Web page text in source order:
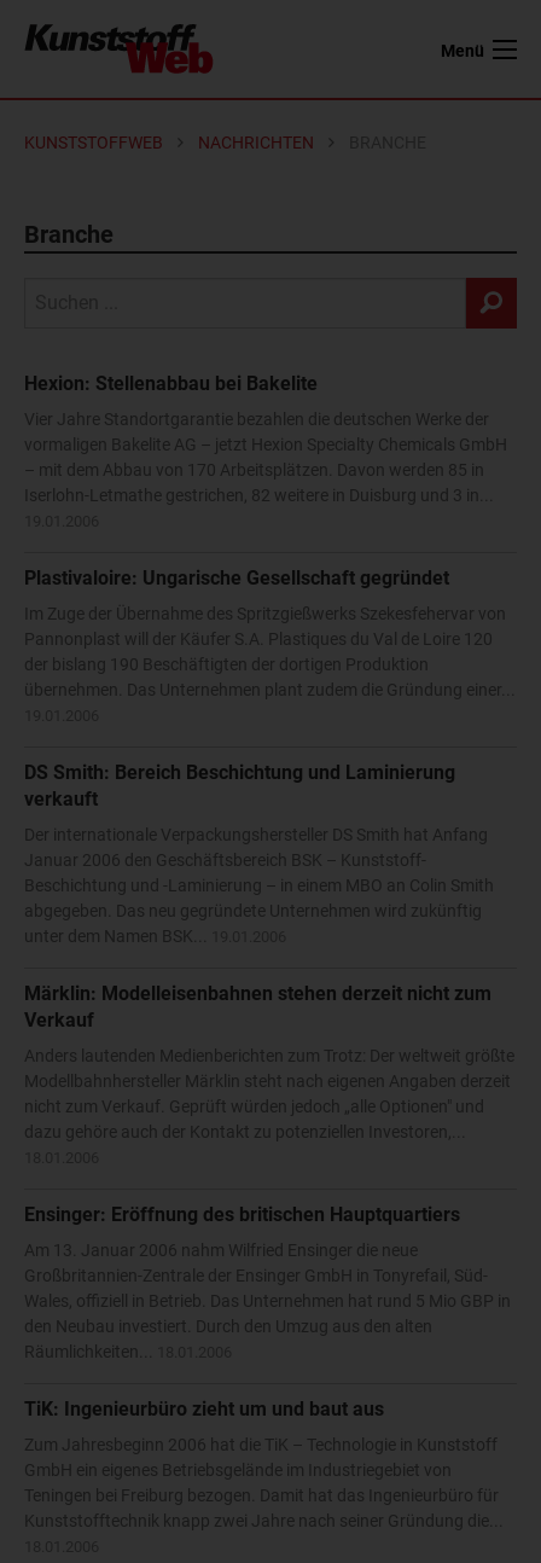
Menü
KUNSTSTOFFWEB NACHRICHTEN
Branche
Hexion: Stellenabbau bei Bakelite
Vier Jahre Standortgarantie bezahlen die deutschen Werke der
vormaligen Bakelite AG – jetzt Hexion Specialty Chemicals GmbH
– mit dem Abbau von 170 Arbeitsplätzen. Davon werden 85 in
Iserlohn-Letmathe gestrichen, 82 weitere in Duisburg und 3 in...
Plastivaloire: Ungarische Gesellschaft gegründet
Im Zuge der Übernahme des Spritzgießwerks Szekesfehervar von
Pannonplast will der Käufer S.A. Plastiques du Val de Loire 120
der bislang 190 Beschäftigten der dortigen Produktion
übernehmen. Das Unternehmen plant zudem die Gründung einer...
DS Smith: Bereich Beschichtung und Laminierung
verkauft
Der internationale Verpackungshersteller DS Smith hat Anfang
Januar 2006 den Geschäftsbereich BSK – Kunststoff-
Beschichtung und -Laminierung – in einem MBO an Colin Smith
abgegeben. Das neu gegründete Unternehmen wird zukünftig
unter dem Namen BSK...
Märklin: Modelleisenbahnen stehen derzeit nicht zum
Verkauf
Anders lautenden Medienberichten zum Trotz: Der weltweit größte
Modellbahnhersteller Märklin steht nach eigenen Angaben derzeit
nicht zum Verkauf. Geprüft würden jedoch „alle Optionen" und
dazu gehöre auch der Kontakt zu potenziellen Investoren,...
Ensinger: Eröffnung des britischen Hauptquartiers
Am 13. Januar 2006 nahm Wilfried Ensinger die neue
Großbritannien-Zentrale der Ensinger GmbH in Tonyrefail, Süd-
Wales, offiziell in Betrieb. Das Unternehmen hat rund 5 Mio GBP in
den Neubau investiert. Durch den Umzug aus den alten
Räumlichkeiten...
TiK: Ingenieurbüro zieht um und baut aus
Zum Jahresbeginn 2006 hat die TiK – Technologie in Kunststoff
GmbH ein eigenes Betriebsgelände im Industriegebiet von
Teningen bei Freiburg bezogen. Damit hat das Ingenieurbüro für
Kunststofftechnik knapp zwei Jahre nach seiner Gründung die...